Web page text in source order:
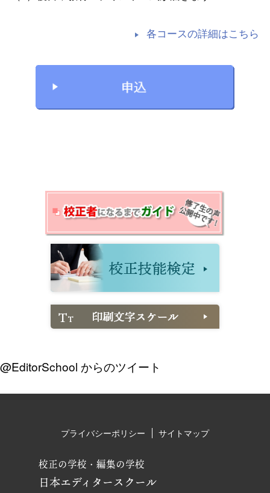
各コースの詳細はこちら
@EditorSchool からのツイート
校正の学校・編集の学校
日本エディタースクール
プライバシーポリシー サイトマップ